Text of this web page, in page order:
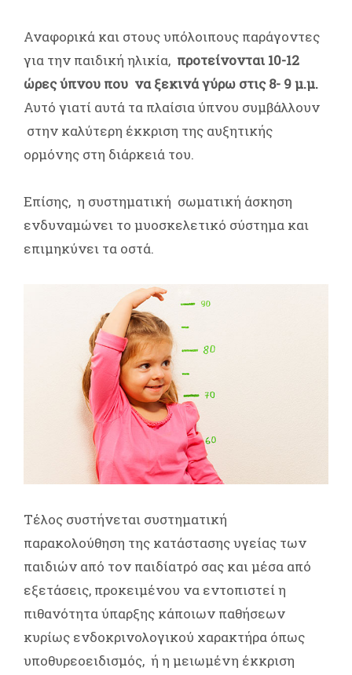
Αναφορικά και στους υπόλοιπους παράγοντες
για την παιδική ηλικία, προτείνονται 10-12
ώρες ύπνου που να ξεκινά γύρω στις 8- 9 μ.μ.
Αυτό γιατί αυτά τα πλαίσια ύπνου συμβάλλουν
στην καλύτερη έκκριση της αυξητικής
ορμόνης στη διάρκειά του.
Επίσης, η συστηματική σωματική άσκηση
ενδυναμώνει το μυοσκελετικό σύστημα και
επιμηκύνει τα οστά.
Τέλος συστήνεται συστηματική
παρακολούθηση της κατάστασης υγείας των
παιδιών από τον παιδίατρό σας και μέσα από
εξετάσεις, προκειμένου να εντοπιστεί η
πιθανότητα ύπαρξης κάποιων παθήσεων
κυρίως ενδοκρινολογικού χαρακτήρα όπως
υποθυρεοειδισμός, ή η μειωμένη έκκριση